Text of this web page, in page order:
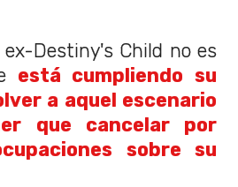
Destiny's Child no es
está cumpliendo su
a aquel escenario
que cancelar por
sobre su